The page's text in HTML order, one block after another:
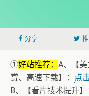
分享
①好站推荐： A、【
赏、高速下载】：
点
B、【看片技术提升】